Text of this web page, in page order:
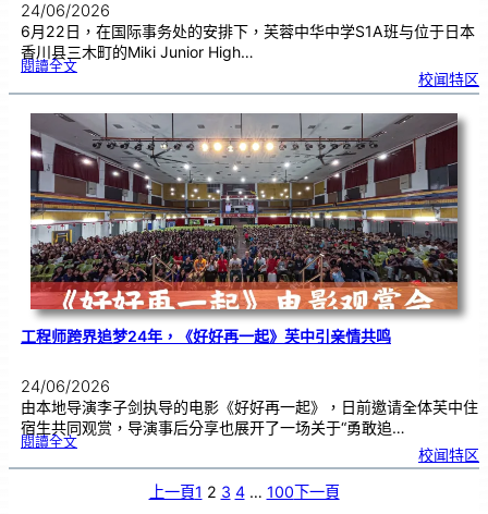
24/06/2026
6月22日，在国际事务处的安排下，芙蓉中华中学S1A班与位于日本
香川县三木町的Miki Junior High…
閱讀全文:芙
日
友
校
线
上
流
|传
统
游
戏
连
结
跨
国
友
谊
校闻特区
工程师跨界追梦24年，《好好再一起》芙中引亲情共鸣
24/06/2026
由本地导演李子剑执导的电影《好好再一起》，日前邀请全体芙中住
宿生共同观赏，导演事后分享也展开了一场关于“勇敢追…
閱讀全文:工
跨
校闻特区
上一頁1 2 3 4 … 100下一頁